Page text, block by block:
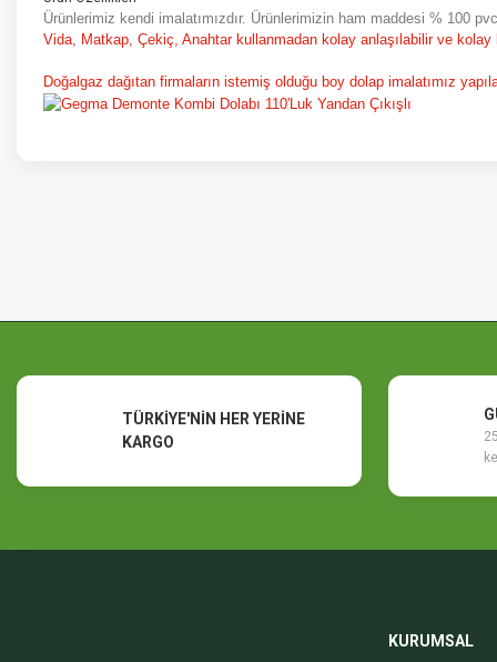
Ürünlerimiz kendi imalatımızdır. Ürünlerimizin ham maddesi % 100
Vida, Matkap, Çekiç, Anahtar kullanmadan kolay anlaşılabilir ve
Doğalgaz dağıtan firmaların istemiş olduğu boy dolap imalatımız
TÜRKİYE'NİN HER YERİNE
KARGO
KURUMSAL